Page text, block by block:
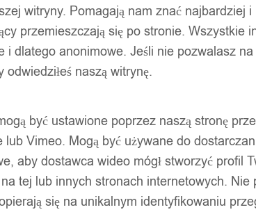
witryny. Pomagają nam znać najbardziej
przemieszczają się po stronie. Wszystkie
i dlatego anonimowe. Jeśli nie pozwalasz
naszą witrynę.
być ustawione poprzez naszą stronę
lub Vimeo. Mogą być używane do
aby dostawca wideo mógł stworzyć profil
tej lub innych stronach internetowych. Nie
się na unikalnym identyfikowaniu